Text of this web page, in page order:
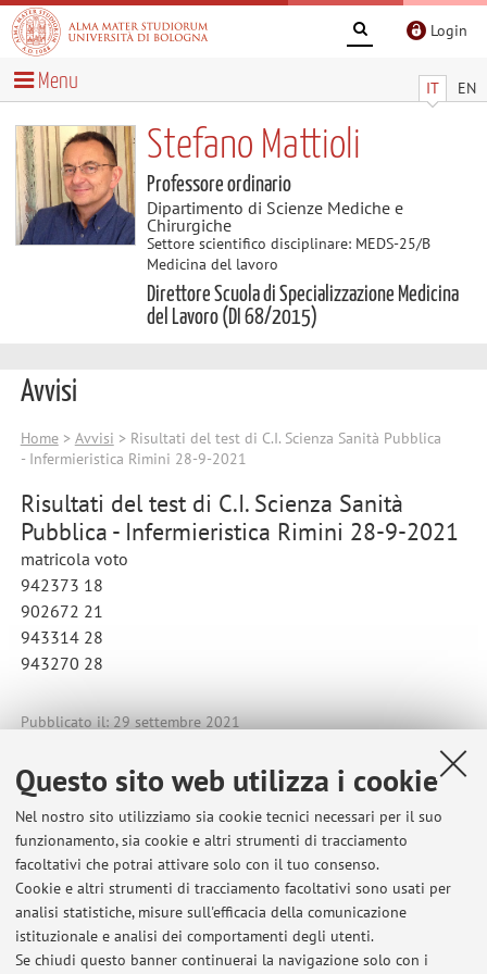
Questo sito web utilizza i cookie
Nel nostro sito utilizziamo sia cookie tecnici necessari per il suo
funzionamento, sia cookie e altri strumenti di tracciamento
facoltativi che potrai attivare solo con il tuo consenso.
Cookie e altri strumenti di tracciamento facoltativi sono usati per
analisi statistiche, misure sull'efficacia della comunicazione
istituzionale e analisi dei comportamenti degli utenti.
Se chiudi questo banner continuerai la navigazione solo con i
Login
IT EN
Menu
Stefano Mattioli
Professore ordinario
Dipartimento di Scienze Mediche e
Chirurgiche
Settore scientifico disciplinare: MEDS-25/B
Medicina del lavoro
Direttore Scuola di Specializzazione Medicina
del Lavoro (DI 68/2015)
Avvisi
Home> Avvisi > Risultati del test di C.I. Scienza Sanità Pubblica
- Infermieristica Rimini 28-9-2021
Risultati del test di C.I. Scienza Sanità
Pubblica - Infermieristica Rimini 28-9-2021
matricola voto
942373 18
902672 21
943314 28
943270 28
Pubblicato il: 29 settembre 2021
Ultimi avvisi
Risultati del test di C.I. Scienza Sanità Pubblica - Infermieristica
Faenza 23 settembre 2021
Pubblicato il: 29 settembre 2021
Risultati del test di C.I. Scienza Sanità Pubblica - Infermieristica